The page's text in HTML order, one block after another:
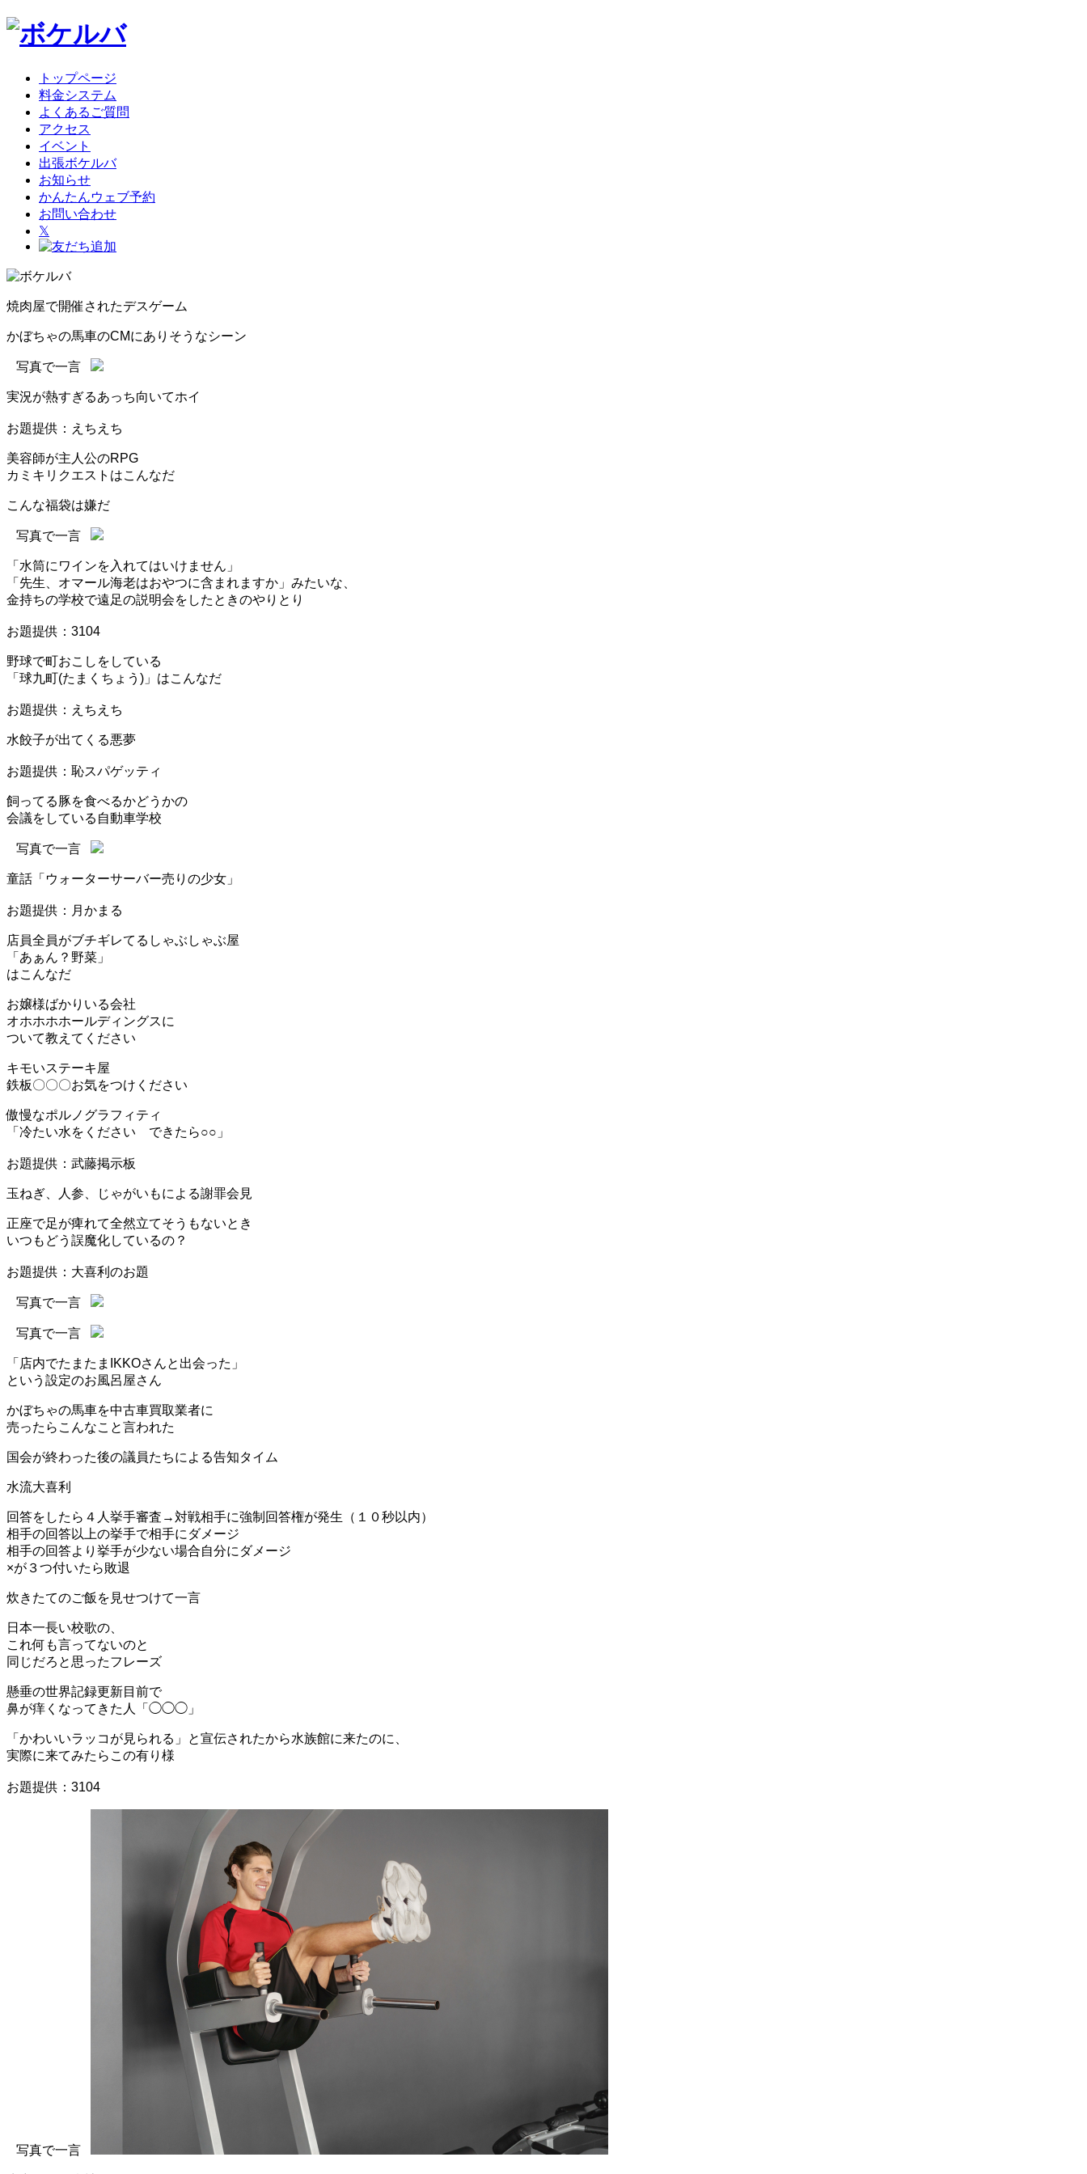
トップページ
料金システム
よくあるご質問
アクセス
イベント
出張ボケルバ
お知らせ
かんたんウェブ予約
お問い合わせ
𝕏
焼肉屋で開催されたデスゲーム
かぼちゃの馬車のCMにありそうなシーン
写真で一言
実況が熱すぎるあっち向いてホイ
お題提供：えちえち
美容師が主人公のRPG
カミキリクエストはこんなだ
こんな福袋は嫌だ
写真で一言
「水筒にワインを入れてはいけません」
「先生、オマール海老はおやつに含まれますか」みたいな、
金持ちの学校で遠足の説明会をしたときのやりとり
お題提供：3104
野球で町おこしをしている
「球九町(たまくちょう)」はこんなだ
お題提供：えちえち
水餃子が出てくる悪夢
お題提供：恥スパゲッティ
飼ってる豚を食べるかどうかの
会議をしている自動車学校
写真で一言
童話「ウォーターサーバー売りの少女」
お題提供：月かまる
店員全員がブチギレてるしゃぶしゃぶ屋
「あぁん？野菜」
はこんなだ
お嬢様ばかりいる会社
オホホホホールディングスに
ついて教えてください
キモいステーキ屋
鉄板〇〇〇お気をつけください
傲慢なポルノグラフィティ
「冷たい水をください できたら○○」
お題提供：武藤掲示板
玉ねぎ、人参、じゃがいもによる謝罪会見
正座で足が痺れて全然立てそうもないとき
いつもどう誤魔化しているの？
お題提供：大喜利のお題
写真で一言
写真で一言
「店内でたまたまIKKOさんと出会った」
という設定のお風呂屋さん
かぼちゃの馬車を中古車買取業者に
売ったらこんなこと言われた
国会が終わった後の議員たちによる告知タイム
水流大喜利
回答をしたら４人挙手審査→対戦相手に強制回答権が発生（１０秒以内）
相手の回答以上の挙手で相手にダメージ
相手の回答より挙手が少ない場合自分にダメージ
×が３つ付いたら敗退
炊きたてのご飯を見せつけて一言
日本一長い校歌の、
これ何も言ってないのと
同じだろと思ったフレーズ
懸垂の世界記録更新目前で
鼻が痒くなってきた人「◯◯◯」
「かわいいラッコが見られる」と宣伝されたから水族館に来たのに、
実際に来てみたらこの有り様
お題提供：3104
写真で一言